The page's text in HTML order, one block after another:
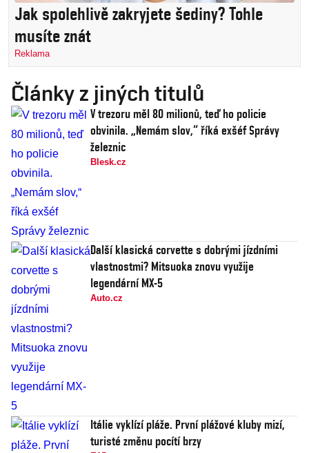
Jak spolehlivě zakryjete šediny? Tohle
musíte znát
Reklama
Články z jiných titulů
V trezoru měl 80 milionů, teď ho policie
obvinila. „Nemám slov,“ říká exšéf Správy
železnic
Blesk.cz
Další klasická corvette s dobrými jízdními
vlastnostmi? Mitsuoka znovu využije
legendární MX-5
Auto.cz
Itálie vyklízí pláže. První plážové kluby mizí,
turisté změnu pocítí brzy